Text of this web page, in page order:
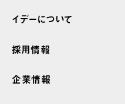
イデーについて
採用情報
企業情報